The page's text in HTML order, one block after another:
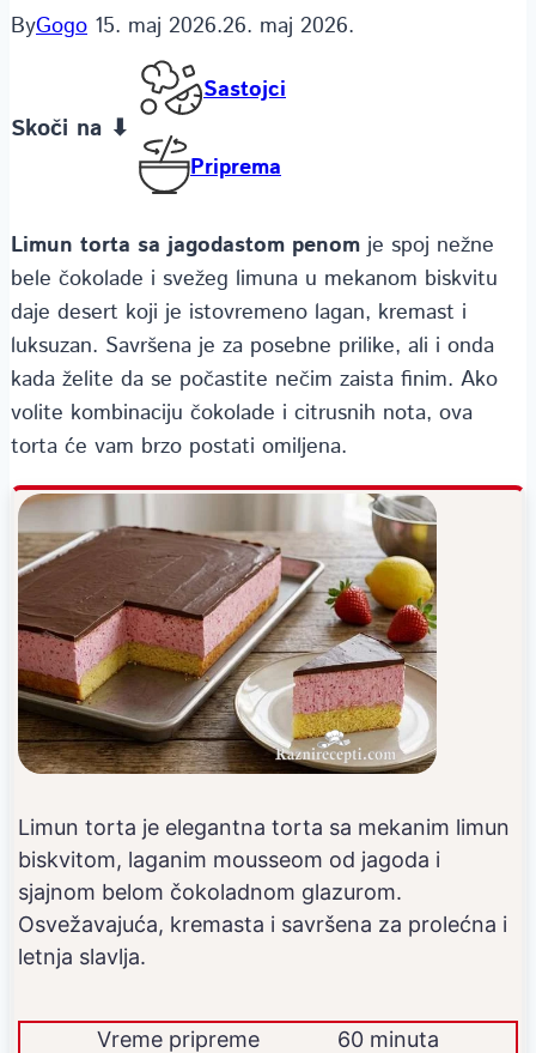
ByGogo 15. maj 2026.26. maj 2026.
Skoči na ⬇
Sastojci
Priprema
Limun torta sa jagodastom penom je spoj nežne
bele čokolade i svežeg limuna u mekanom biskvitu
daje desert koji je istovremeno lagan, kremast i
luksuzan. Savršena je za posebne prilike, ali i onda
kada želite da se počastite nečim zaista finim. Ako
volite kombinaciju čokolade i citrusnih nota, ova
torta će vam brzo postati omiljena.
Limun torta je elegantna torta sa mekanim limun
biskvitom, laganim mousseom od jagoda i
sjajnom belom čokoladnom glazurom.
Osvežavajuća, kremasta i savršena za prolećna i
letnja slavlja.
Vreme pripreme
60 minuta